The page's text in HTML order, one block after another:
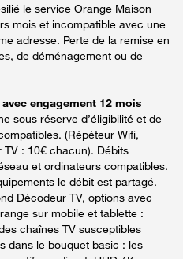
le service Orange Maison
mois et incompatible avec une
adresse. Perte de la remise en
de déménagement ou de
engagement 12 mois
sous réserve d’éligibilité et de
(Répéteur Wifi,
: 10€ chacun). Débits
et ordinateurs compatibles.
le débit est partagé.
Décodeur TV, options avec
sur mobile et tablette :
chaînes TV susceptibles
dans le bouquet basic : les